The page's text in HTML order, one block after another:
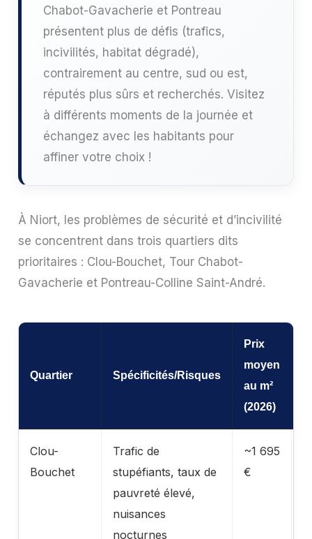
Chabot-Gavacherie et Pontreau
présentent plus de défis (trafics,
incivilités, habitat dégradé),
contrairement au centre, sud ou est,
réputés plus sûrs et recherchés. Visitez
à différents moments de la journée et
échangez avec les habitants pour
affiner votre choix !
À Niort, les problèmes de sécurité et d’incivilité
se concentrent dans trois quartiers dits
prioritaires : Clou-Bouchet, Tour Chabot-
Gavacherie et Pontreau-Colline Saint-André.
Quartier Spécificités/Risques
Prix
moyen
au m²
(2026)
Clou-
Bouchet
Trafic de
stupéfiants, taux de
pauvreté élevé,
nuisances
nocturnes
~1 695
€